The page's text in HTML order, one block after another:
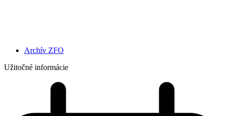
Archív ZFO
Užitočné informácie